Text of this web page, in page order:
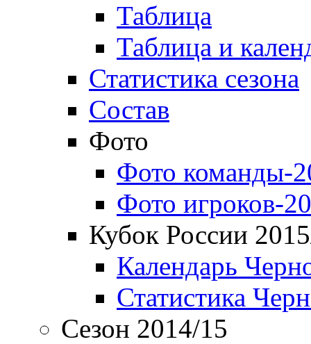
Таблица
Таблица и
Статистика сезона
Состав
Фото
Фото команды-
Фото игроков-
Кубок России
Календарь
Статистика
Сезон 2014/15